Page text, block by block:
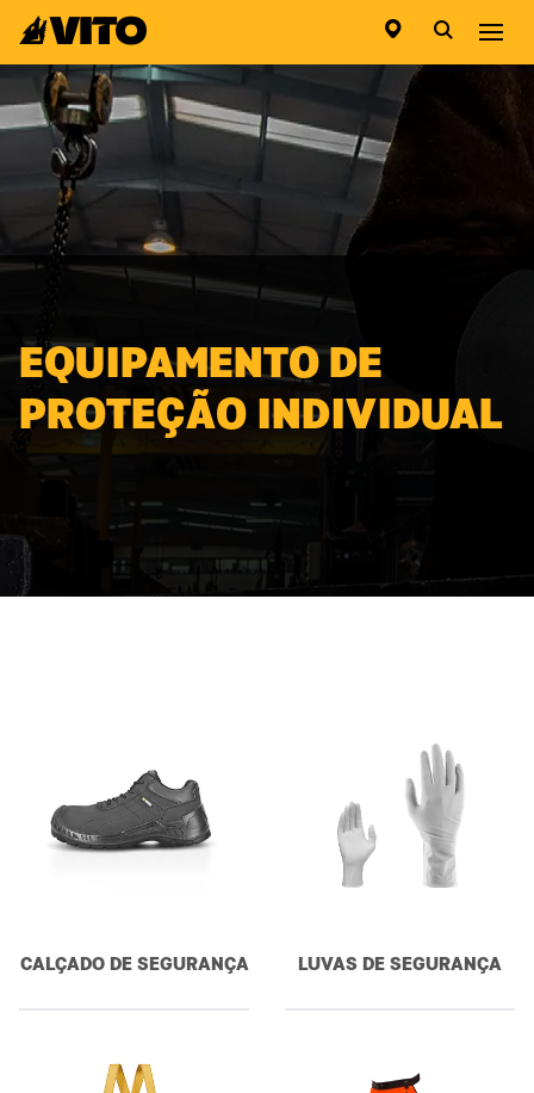
Ir para a página inicial
EQUIPAMENTO DE
PROTEÇÃO INDIVIDUAL
CALÇADO DE SEGURANÇA LUVAS DE SEGURANÇA